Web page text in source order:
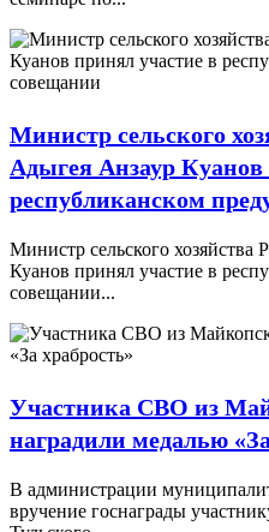
Министр сельского
Адыгея Анзаур Куанов
республиканском
Министр сельского
Куанов принял участие в
совещании...
Участника СВО из
наградили медалью
В администрации
вручение госнаграды